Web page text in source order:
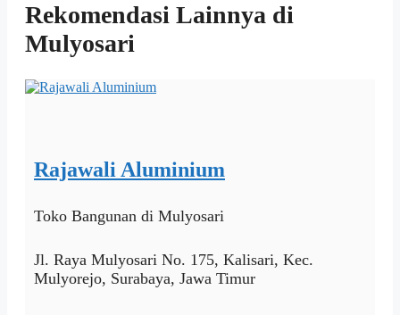
Rekomendasi Lainnya di
Mulyosari
Rajawali Aluminium
Toko Bangunan di Mulyosari
Jl. Raya Mulyosari No. 175, Kalisari, Kec.
Mulyorejo, Surabaya, Jawa Timur